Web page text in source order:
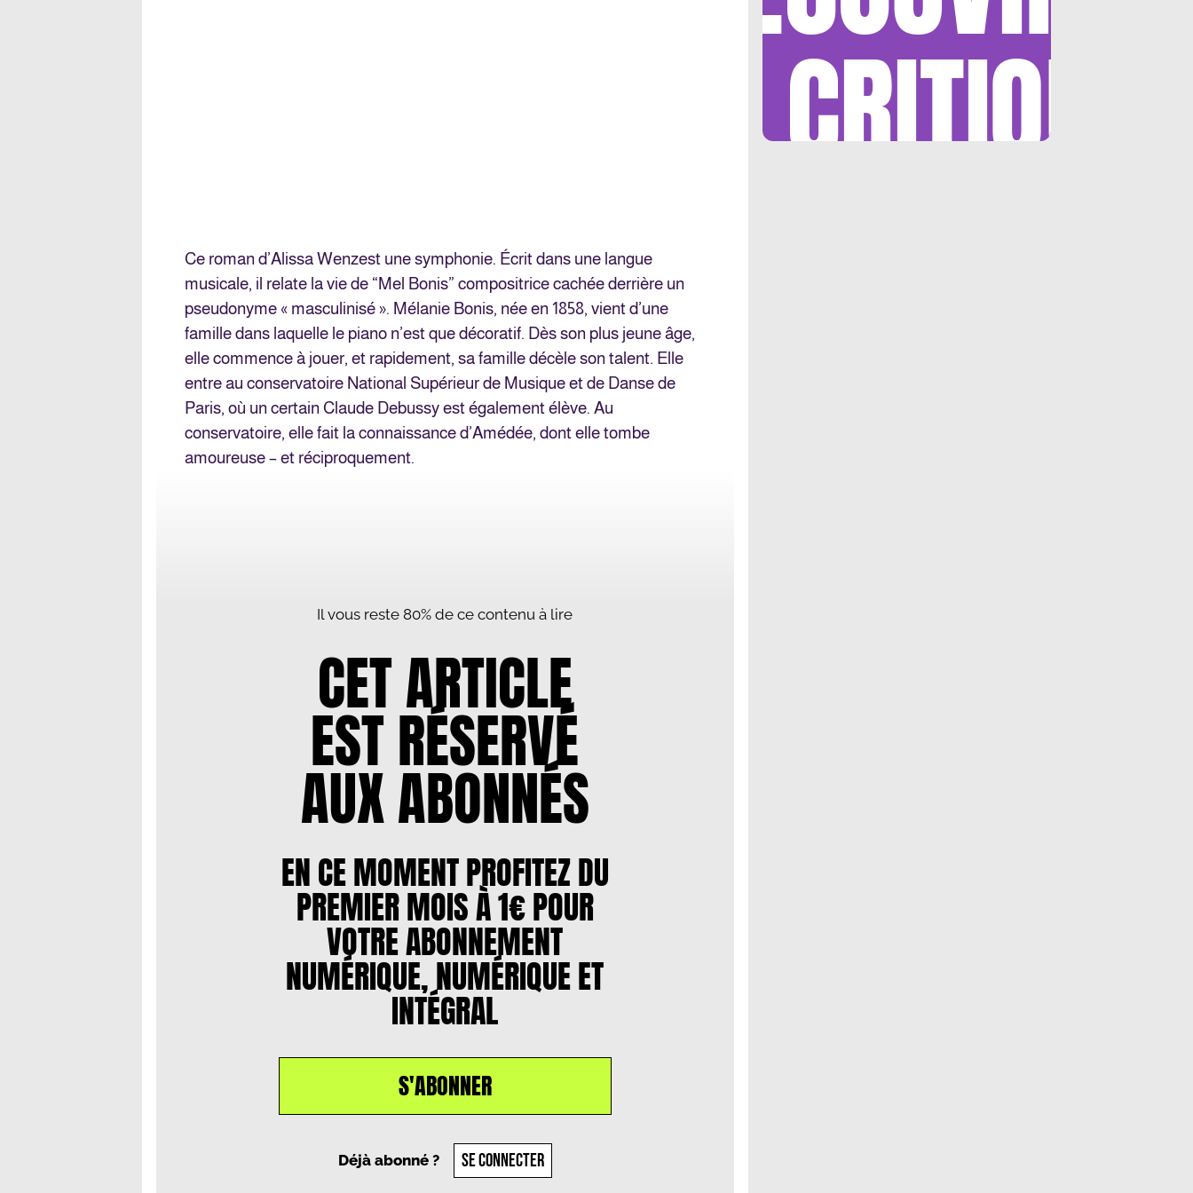
Ce roman d’Alissa Wenzest une symphonie. Écrit dans une langue
musicale, il relate la vie de “Mel Bonis” compositrice cachée derrière un
pseudonyme « masculinisé ». Mélanie Bonis, née en 1858, vient d’une
famille dans laquelle le piano n’est que décoratif. Dès son plus jeune âge,
elle commence à jouer, et rapidement, sa famille décèle son talent. Elle
entre au conservatoire National Supérieur de Musique et de Danse de
Paris, où un certain Claude Debussy est également élève. Au
conservatoire, elle fait la connaissance d’Amédée, dont elle tombe
amoureuse – et réciproquement.
Il vous reste 80% de ce contenu à lire
CET ARTICLE
EST RÉSERVÉ
AUX ABONNÉS
EN CE MOMENT PROFITEZ DU
PREMIER MOIS À 1€ POUR
VOTRE ABONNEMENT
NUMÉRIQUE, NUMÉRIQUE ET
INTÉGRAL
S'ABONNER
Déjà abonné ? SE CONNECTER
Louisiane C. Dor, le 12 août 2025
LES